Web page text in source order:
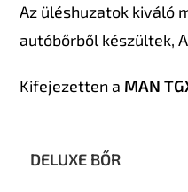
Az üléshuzatok kiváló
autóbőrből készültek,
Kifejezetten a MAN
DELUXE BŐR